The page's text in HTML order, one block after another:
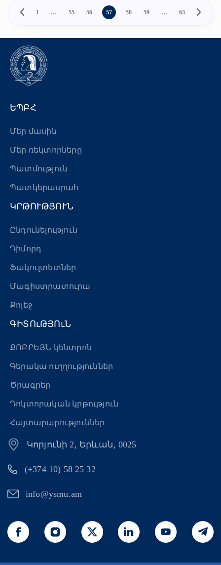
1 … 55 56 57 58 59 … 63
ԵՊԲՀ
Մեր մասին
Մեր ռեկտորները
Պատմություն
Պատկերասրահ
ԿՐԹՈՒԹՅՈՒՆ
Ընդունելություն
Դիմորդ
Ֆակուլտետներ
Մագիստրատուրա
Քոլեջ
ԳԻՏՈւԹՅՈւՆ
ՔՈԲՐԵՅՆ կենտրոն
Գերակա ուղղություններ
Ծրագրեր
Դոկտորական կրթություն
Հայտարարություններ
Կորյունի 2, Երևան, 0025
(+374 10) 58 25 32
info@ysmu.am